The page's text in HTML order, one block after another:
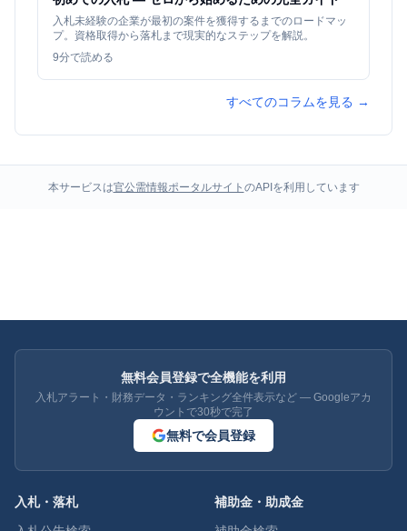
入札未経験の企業が最初の案件を獲得するまでのロードマッ
プ。資格取得から落札まで現実的なステップを解説。
9分で読める
すべてのコラムを見る →
本サービスは官公需情報ポータルサイト のAPIを利用しています
無料会員登録で全機能を利用
入札アラート・財務データ・ランキング全件表示など — Googleアカ
ウントで30秒で完了
無料で会員登録
入札・落札
補助金・助成金